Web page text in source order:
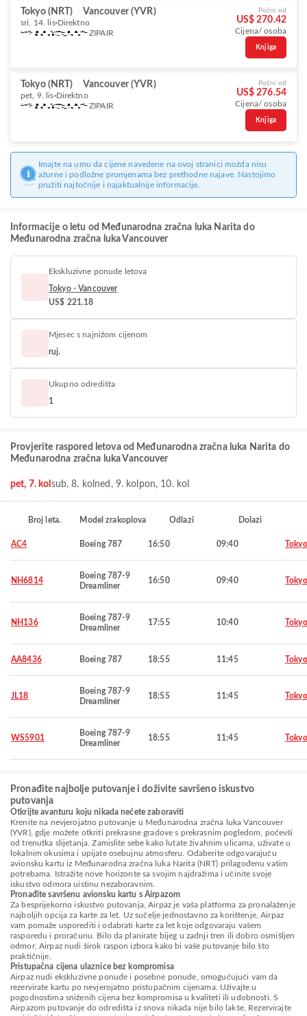
Tokyo (NRT) Vancouver (YVR)
sri, 14. lis Direktno
ZIPAIR
Počni od
US$ 270.42
Cijena/ osoba
Knjiga
Tokyo (NRT) Vancouver (YVR)
pet, 9. lis Direktno
ZIPAIR
Počni od
US$ 276.54
Cijena/ osoba
Knjiga
Imajte na umu da cijene navedene na ovoj stranici možda nisu
ažurne i podložne promjenama bez prethodne najave. Nastojimo
pružiti najtočnije i najaktualnije informacije.
Informacije o letu od Međunarodna zračna luka Narita do
Međunarodna zračna luka Vancouver
Ekskluzivne ponude letova
Tokyo - Vancouver
US$ 221.18
Mjesec s najnižom cijenom
ruj.
Ukupno odredišta
1
Provjerite raspored letova od Međunarodna zračna luka Narita do
Međunarodna zračna luka Vancouver
pet, 7. kol sub, 8. kol ned, 9. kol pon, 10. kol
Broj leta. Model zrakoplova Odlazi Dolazi
AC4 Boeing 787 16:50 09:40 Tokyo
NH6814
Boeing 787-9
Dreamliner
16:50 09:40 Tokyo
NH136
Boeing 787-9
Dreamliner
17:55 10:40 Tokyo
AA8436 Boeing 787 18:55 11:45 Tokyo
JL18
Boeing 787-9
Dreamliner
18:55 11:45 Tokyo
WS5901
Boeing 787-9
Dreamliner
18:55 11:45 Tokyo
Pronađite najbolje putovanje i doživite savršeno iskustvo
putovanja
Otkrijte avanturu koju nikada nećete zaboraviti
Krenite na nevjerojatno putovanje u Međunarodna zračna luka Vancouver
(YVR), gdje možete otkriti prekrasne gradove s prekrasnim pogledom, počevši
od trenutka slijetanja. Zamislite sebe kako lutate živahnim ulicama, uživate u
lokalnim okusima i upijate osebujnu atmosferu. Odaberite odgovarajuću
avionsku kartu iz Međunarodna zračna luka Narita (NRT) prilagođenu vašim
potrebama. Istražite nove horizonte sa svojim najdražima i učinite svoje
iskustvo odmora uistinu nezaboravnim.
Pronađite savršenu avionsku kartu s Airpazom
Za besprijekorno iskustvo putovanja, Airpaz je vaša platforma za pronalaženje
najboljih opcija za karte za let. Uz sučelje jednostavno za korištenje, Airpaz
vam pomaže usporediti i odabrati karte za let koje odgovaraju vašem
rasporedu i proračunu. Bilo da planirate bijeg u zadnji tren ili dobro osmišljen
odmor, Airpaz nudi širok raspon izbora kako bi vaše putovanje bilo što
praktičnije.
Pristupačna cijena ulaznice bez kompromisa
Airpaz nudi ekskluzivne ponude i posebne ponude, omogućujući vam da
rezervirate kartu po nevjerojatno pristupačnim cijenama. Uživajte u
pogodnostima sniženih cijena bez kompromisa u kvaliteti ili udobnosti. S
Airpazom putovanje do odredišta iz snova nikada nije bilo lakše. Rezervirajte